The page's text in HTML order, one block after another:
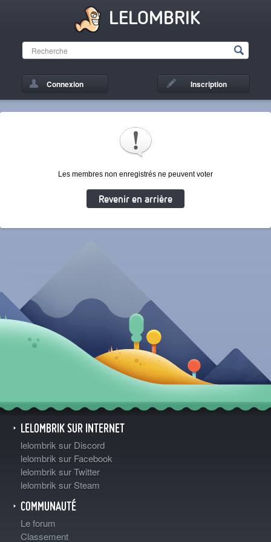
LELOMBRIK
Connexion Inscription
Les membres non enregistrés ne peuvent voter
Revenir en arrière
LELOMBRIK SUR INTERNET
lelombrik sur Discord
lelombrik sur Facebook
lelombrik sur Twitter
lelombrik sur Steam
COMMUNAUTÉ
Le forum
Classement